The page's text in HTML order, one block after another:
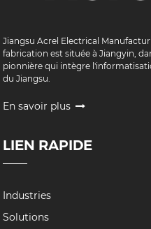
Jiangsu Acrel Electrical
fabrication est située à Jiangyin,
pionnière qui intègre
du Jiangsu.
En savoir plus
LIEN RAPIDE
Industries
Solutions